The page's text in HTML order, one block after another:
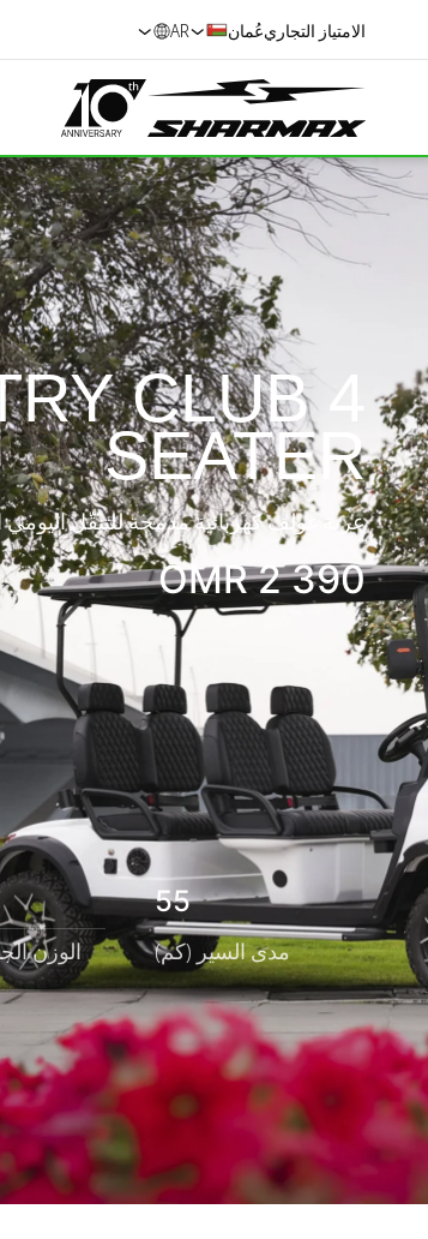
الامتياز التجاريعُمان AR
СLUB 4
SEATER
عربة غولف كهربائية مدمجة للتنقّل
OMR2 390
55
مدى السير (كم)
الوزن